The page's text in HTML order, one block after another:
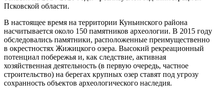
Псковской области.
В настоящее время на территории Куньинского района
насчитывается около 150 памятников археологии. В 2015 году
обследовались памятники, расположенные преимущественно
в окрестностях Жижицкого озера. Высокий рекреационный
потенциал побережья и, как следствие, активная
хозяйственная деятельность (в первую очередь, частное
строительство) на берегах крупных озер ставят под угрозу
сохранность объектов археологического наследия.